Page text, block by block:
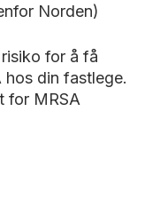
Norden)
for å få
din fastlege.
for MRSA